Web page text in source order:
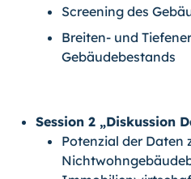
Screening des
Breiten- und
Gebäudebestands
Session 2 „Diskussion
Potenzial der Daten